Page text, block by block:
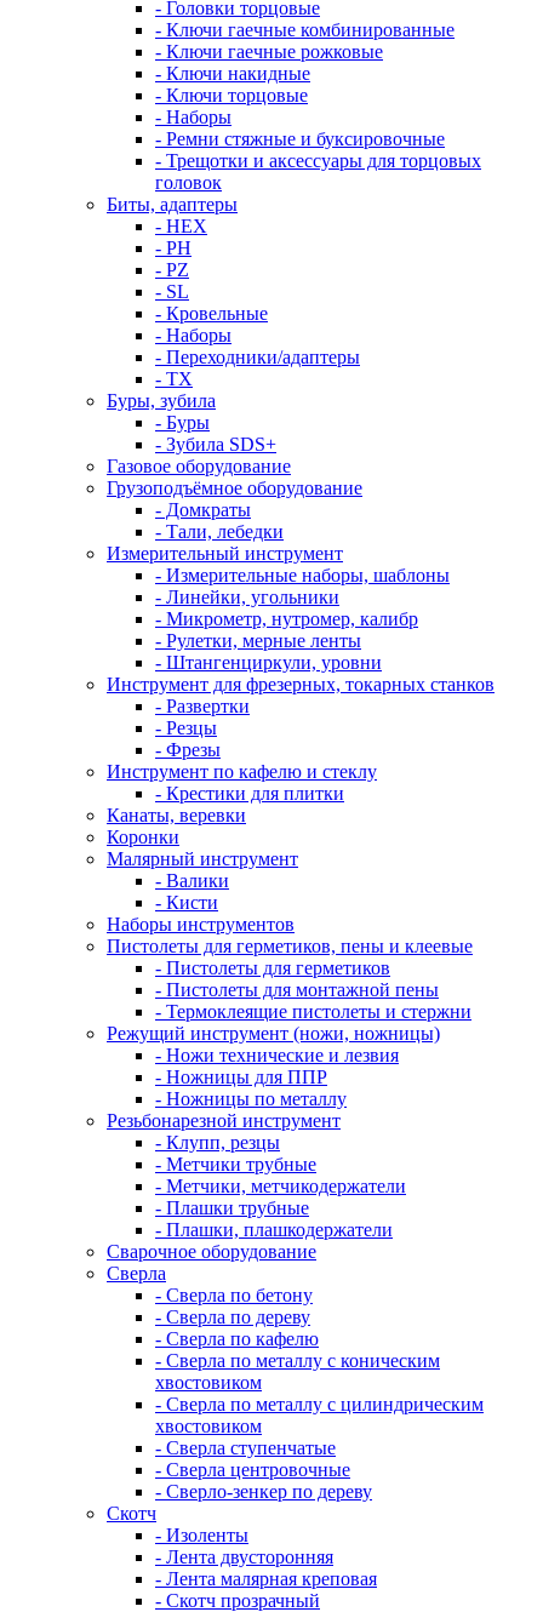
- Головки торцовые
- Ключи гаечные комбинированные
- Ключи гаечные рожковые
- Ключи накидные
- Ключи торцовые
- Наборы
- Ремни стяжные и буксировочные
- Трещотки и аксессуары для торцовых
головок
Биты, адаптеры
- HEX
- PH
- PZ
- SL
- Кровельные
- Наборы
- Переходники/адаптеры
- ТX
Буры, зубила
- Буры
- Зубила SDS+
Газовое оборудование
Грузоподъёмное оборудование
- Домкраты
- Тали, лебедки
Измерительный инструмент
- Измерительные наборы, шаблоны
- Линейки, угольники
- Микрометр, нутромер, калибр
- Рулетки, мерные ленты
- Штангенциркули, уровни
Инструмент для фрезерных, токарных станков
- Развертки
- Резцы
- Фрезы
Инструмент по кафелю и стеклу
- Крестики для плитки
Канаты, веревки
Коронки
Малярный инструмент
- Валики
- Кисти
Наборы инструментов
Пистолеты для герметиков, пены и клеевые
- Пистолеты для герметиков
- Пистолеты для монтажной пены
- Термоклеящие пистолеты и стержни
Режущий инструмент (ножи, ножницы)
- Ножи технические и лезвия
- Ножницы для ППР
- Ножницы по металлу
Резьбонарезной инструмент
- Клупп, резцы
- Метчики трубные
- Метчики, метчикодержатели
- Плашки трубные
- Плашки, плашкодержатели
Сварочное оборудование
Сверла
- Сверла по бетону
- Сверла по дереву
- Сверла по кафелю
- Сверла по металлу с коническим
хвостовиком
- Сверла по металлу с цилиндрическим
хвостовиком
- Сверла ступенчатые
- Сверла центровочные
- Сверло-зенкер по дереву
Скотч
- Изоленты
- Лента двусторонняя
- Лента малярная креповая
- Скотч прозрачный